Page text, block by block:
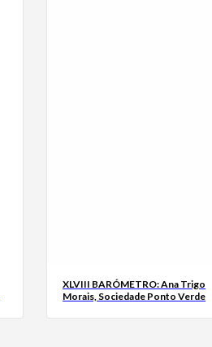
XLVIII BARÓMETRO: Ana Trigo
Morais, Sociedade Ponto Verde